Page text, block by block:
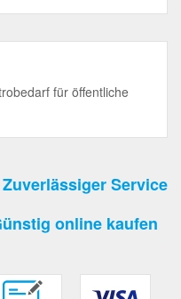
für öffentliche
Zuverlässiger Service
online kaufen